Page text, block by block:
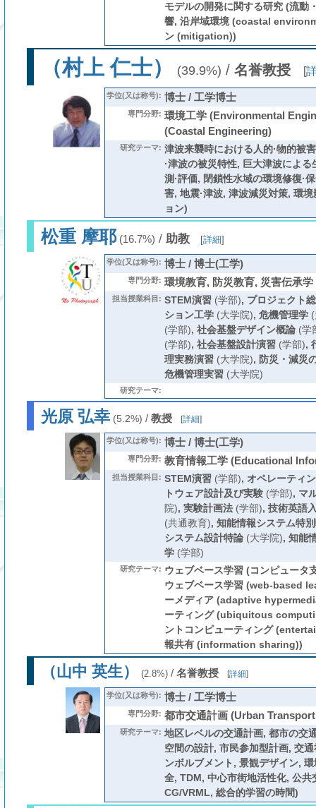
モデルの開発に関する研究 (流動
響, 沿岸域環境 (coastal
ン (mitigation))
（村上 仁士） (39.9%) / 名誉教授 [
学位(又は称号): 博士 / 工学博士
専門分野: 環境工学 (Environmental
(Coastal Engineering)
研究テーマ: 津波来襲時における人的·物的被
·津波の被災特性, 巨大津波によ
測·評価, 閉鎖性水域の環境修復·
害, 地震·津波, 津波減災対策, 環
ョン)
松重 摩耶(16.7%) / 助教 [詳細]
学位(又は称号): 博士 / 博士(工学)
専門分野: 環境教育, 防災教育, 災害伝承学
担当授業科目: STEM演習(学部), プロジェクト
ション工学(大学院), 危機管理学(
(学部), 社会基盤デザイン概論(学
(学部), 社会基盤設計演習(学部),
理実務演習(大学院), 防災・減災
危機管理実習(大学院)
研究テーマ:
光原 弘幸(5.2%) / 教授 [詳細]
学位(又は称号): 博士 / 博士(工学)
専門分野: 教育情報工学 (Educational
担当授業科目: STEM演習(学部), オペレーティ
トウェア設計及び実験(学部), マ
院), 実験計画法(学部), 技術英語
(共通教育), 知能情報システム特
システム設計特論(大学院), 知能
学(学部)
研究テーマ: ウェブベース学習 (コンピュー
ウェブベース学習 (web-based
ーメディア (adaptive
ーティング (ubiquitous
ントコンピューティング
報共有 (information sharing))
（山中 英生） (2.8%)/ 名誉教授 [詳細]
学位(又は称号): 博士 / 工学博士
専門分野: 都市交通計画 (Urban
研究テーマ: 地区レベルの交通計画, 都市の交
空間の設計, 市民参加型計画, 交
ンボルブメント, 景観デザイン,
全, TDM, 中心市街地活性化, 公共
CG/VRML, 総合的学習の時間)